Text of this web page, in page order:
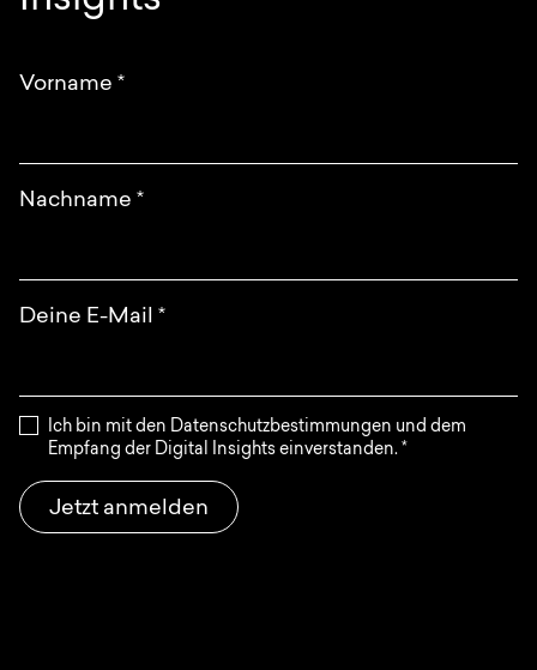
Vorname *
Nachname *
Deine E-Mail *
Ich bin mit den Datenschutzbestimmungen und dem
Empfang der Digital Insights einverstanden. *
Jetzt anmelden